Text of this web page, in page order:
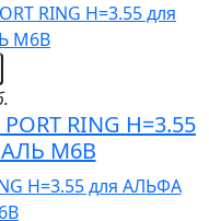
RING H=3.55
M6B